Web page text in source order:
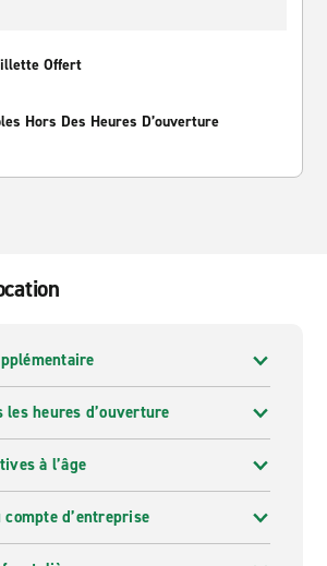
Offert
Hors Des Heures D’ouverture
les heures d’ouverture
à l’âge
d’entreprise